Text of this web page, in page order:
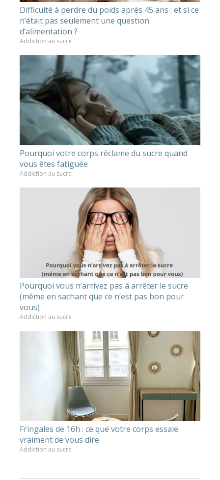
Difficulté à perdre du poids après 45 ans : et si ce
n’était pas seulement une question
d’alimentation ?
Addiction au sucre
Pourquoi votre corps réclame du sucre quand
vous êtes fatiguée
Addiction au sucre
Pourquoi vous n’arrivez pas à arrêter le sucre
(même en sachant que ce n’est pas bon pour
vous)
Addiction au sucre
Fringales de 16h : ce que votre corps essaie
vraiment de vous dire
Addiction au sucre